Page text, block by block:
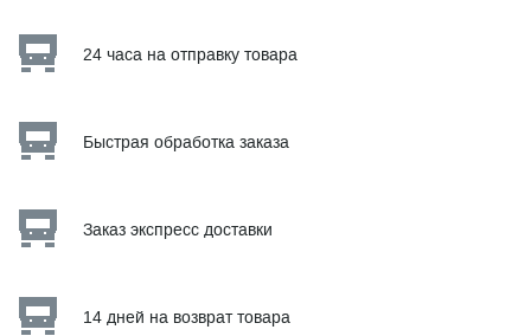
24 часа на отправку товара
Быстрая обработка заказа
Заказ экспресс доставки
14 дней на возврат товара